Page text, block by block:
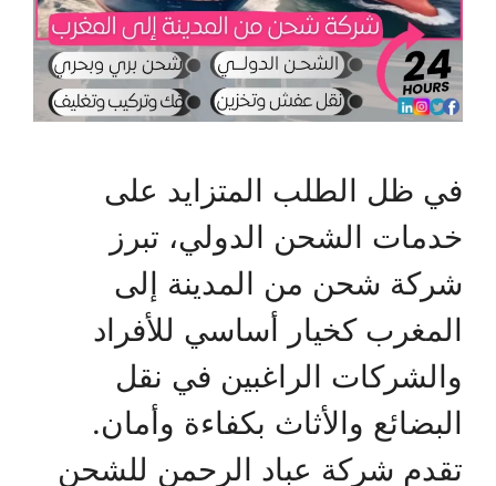
في ظل الطلب المتزايد على
خدمات الشحن الدولي، تبرز
شركة شحن من المدينة إلى
المغرب كخيار أساسي للأفراد
والشركات الراغبين في نقل
البضائع والأثاث بكفاءة وأمان.
تقدم شركة عباد الرحمن للشحن